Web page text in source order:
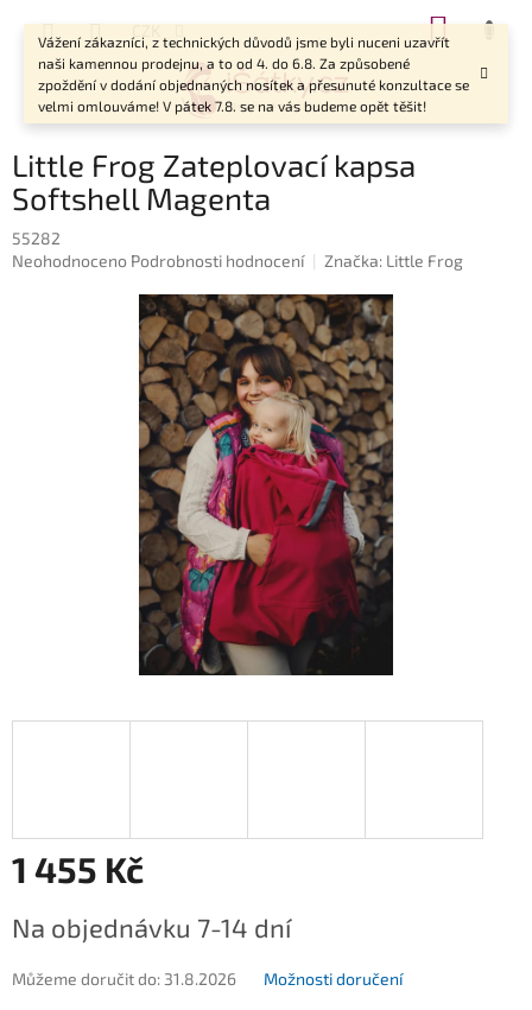
Vážení zákazníci, z technických důvodů jsme byli nuceni uzavřít
naši kamennou prodejnu, a to od 4. do 6.8. Za způsobené
zpoždění v dodání objednaných nosítek a přesunuté konzultace se
velmi omlouváme! V pátek 7.8. se na vás budeme opět těšit!
CZK
Little Frog Zateplovací kapsa
Softshell Magenta
55282
Průměrné
Neohodnoceno Podrobnosti hodnocení Značka: Little Frog
1 455 Kč
cena:
Na objednávku 7-14 dní
Můžeme doručit do: 31.8.2026 Možnosti doručení